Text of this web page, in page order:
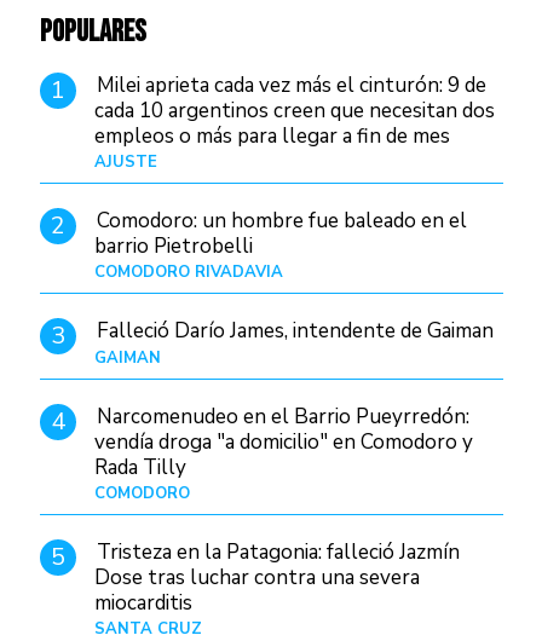
POPULARES
1
Milei aprieta cada vez más el cinturón: 9 de
cada 10 argentinos creen que necesitan dos
empleos o más para llegar a fin de mes
AJUSTE
2
Comodoro: un hombre fue baleado en el
barrio Pietrobelli
COMODORO RIVADAVIA
3 Falleció Darío James, intendente de Gaiman
GAIMAN
4
Narcomenudeo en el Barrio Pueyrredón:
vendía droga "a domicilio" en Comodoro y
Rada Tilly
COMODORO
5
Tristeza en la Patagonia: falleció Jazmín
Dose tras luchar contra una severa
miocarditis
SANTA CRUZ